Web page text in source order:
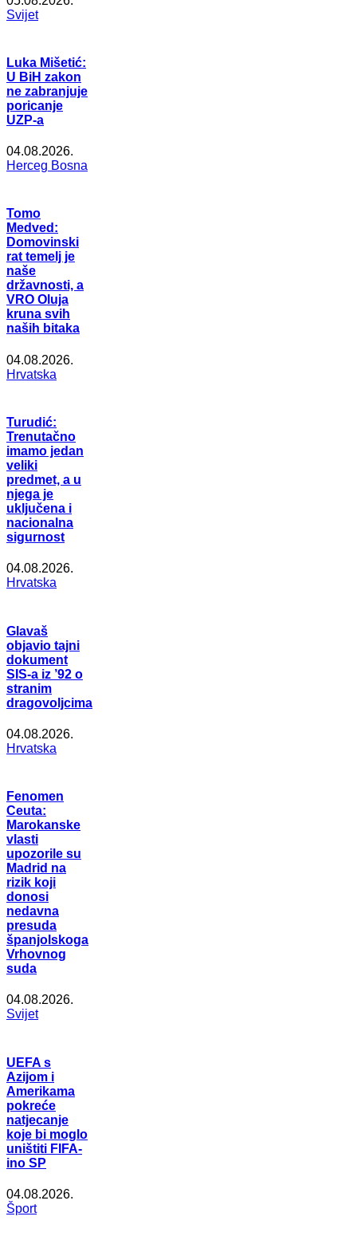
Svijet
Luka Mišetić:
U BiH zakon
ne zabranjuje
poricanje
UZP-a
04.08.2026.
Herceg Bosna
Tomo
Medved:
Domovinski
rat temelj je
naše
državnosti, a
VRO Oluja
kruna svih
naših bitaka
04.08.2026.
Hrvatska
Turudić:
Trenutačno
imamo jedan
veliki
predmet, a u
njega je
uključena i
nacionalna
sigurnost
04.08.2026.
Hrvatska
Glavaš
objavio tajni
dokument
SIS-a iz ’92 o
stranim
dragovoljcima
04.08.2026.
Hrvatska
Fenomen
Ceuta:
Marokanske
vlasti
upozorile su
Madrid na
rizik koji
donosi
nedavna
presuda
španjolskoga
Vrhovnog
suda
04.08.2026.
Svijet
UEFA s
Azijom i
Amerikama
pokreće
natjecanje
koje bi moglo
uništiti FIFA-
ino SP
04.08.2026.
Šport